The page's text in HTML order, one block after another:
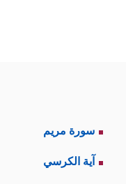
سورة مريم
آية الكرسي